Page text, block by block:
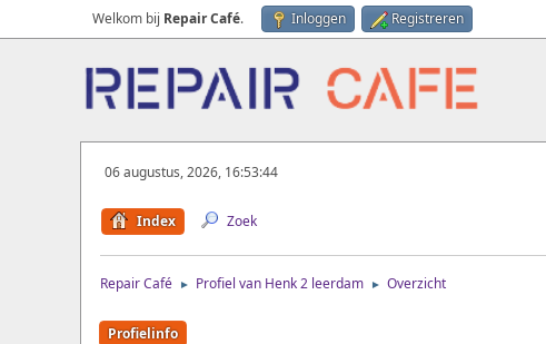
Welkom bij Repair Café. Inloggen Registreren
06 augustus, 2026, 16:53:44
Index Zoek
Repair Café ► Profiel van Henk 2 leerdam ► Overzicht
Profielinfo